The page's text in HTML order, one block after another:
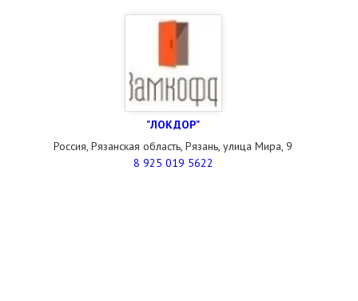
"ЛОКДОР"
Россия, Рязанская область, Рязань, улица Мира, 9
8 925 019 5622